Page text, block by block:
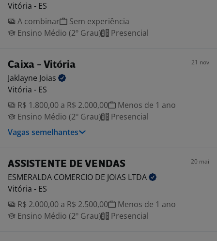
Vitória - ES
A combinar
Sem experiência
Ensino Médio (2º Grau)
Presencial
Caixa - Vitória 21 nov
Jaklayne Joias
Vitória - ES
R$ 1.800,00 a R$ 2.000,00
Menos de 1 ano
Ensino Médio (2º Grau)
Presencial
Vagas semelhantes
ASSISTENTE DE VENDAS 20 mai
ESMERALDA COMERCIO DE JOIAS LTDA
Vitória - ES
R$ 2.000,00 a R$ 2.500,00
Menos de 1 ano
Ensino Médio (2º Grau)
Presencial